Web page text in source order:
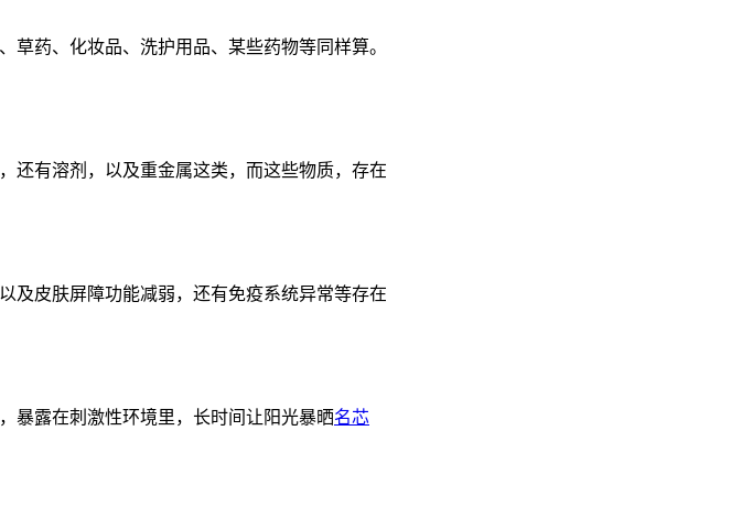
药、化妆品、洗护用品、某些药物等同样算。
还有溶剂，以及重金属这类，而这些物质，存在
及皮肤屏障功能减弱，还有免疫系统异常等存在
暴露在刺激性环境里，长时间让阳光暴晒名芯